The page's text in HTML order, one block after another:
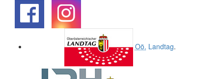
Oö. Landtag.